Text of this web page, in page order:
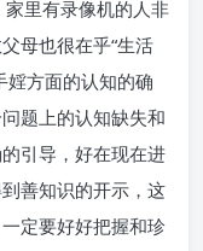
里有录像机的人非
母也很在乎“生活
婬方面的认知的确
题上的认知缺失和
引导，好在现在进
善知识的开示，这
定要好好把握和珍